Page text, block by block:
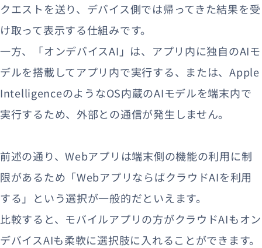
クエストを送り、デバイス側では帰ってきた結果を受
け取って表示する仕組みです。
一方、「オンデバイスAI」は、アプリ内に独自のAIモ
デルを搭載してアプリ内で実行する、または、Apple
IntelligenceのようなOS内蔵のAIモデルを端末内で
実行するため、外部との通信が発生しません。
前述の通り、Webアプリは端末側の機能の利用に制
限があるため「WebアプリならばクラウドAIを利用
する」という選択が一般的だといえます。
比較すると、モバイルアプリの方がクラウドAIもオン
デバイスAIも柔軟に選択肢に入れることができます。